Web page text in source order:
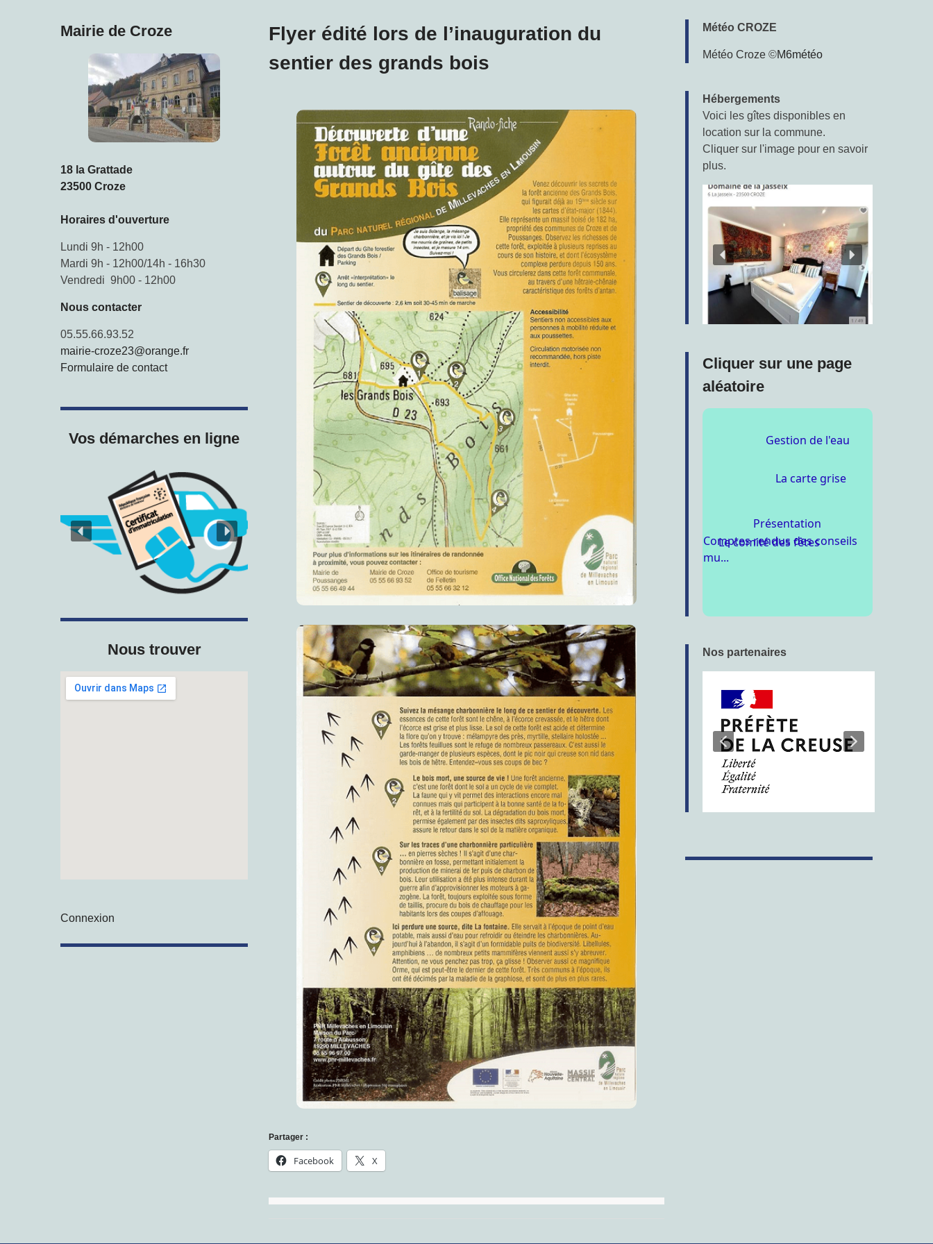
Flyer édité lors de l’inauguration du
sentier des grands bois
Partager :
Facebook X
Météo CROZE
Météo Croze ©M6météo
Hébergements
Voici les gîtes disponibles en
location sur la commune.
Cliquer sur l'image pour en savoir
plus.
Cliquer sur une page
aléatoire
Le comité des fêtes
Gestion de l'eau
Comptes rendus des conseils
mu...
Nos partenaires
Mairie de Croze
18 la Grattade
23500 Croze
Horaires d'ouverture
Lundi 9h - 12h00
Mardi 9h - 12h00/14h - 16h30
Vendredi 9h00 - 12h00
Nous contacter
05.55.66.93.52
mairie-croze23@orange.fr
Formulaire de contact
Vos démarches en ligne
Nous trouver
Connexion